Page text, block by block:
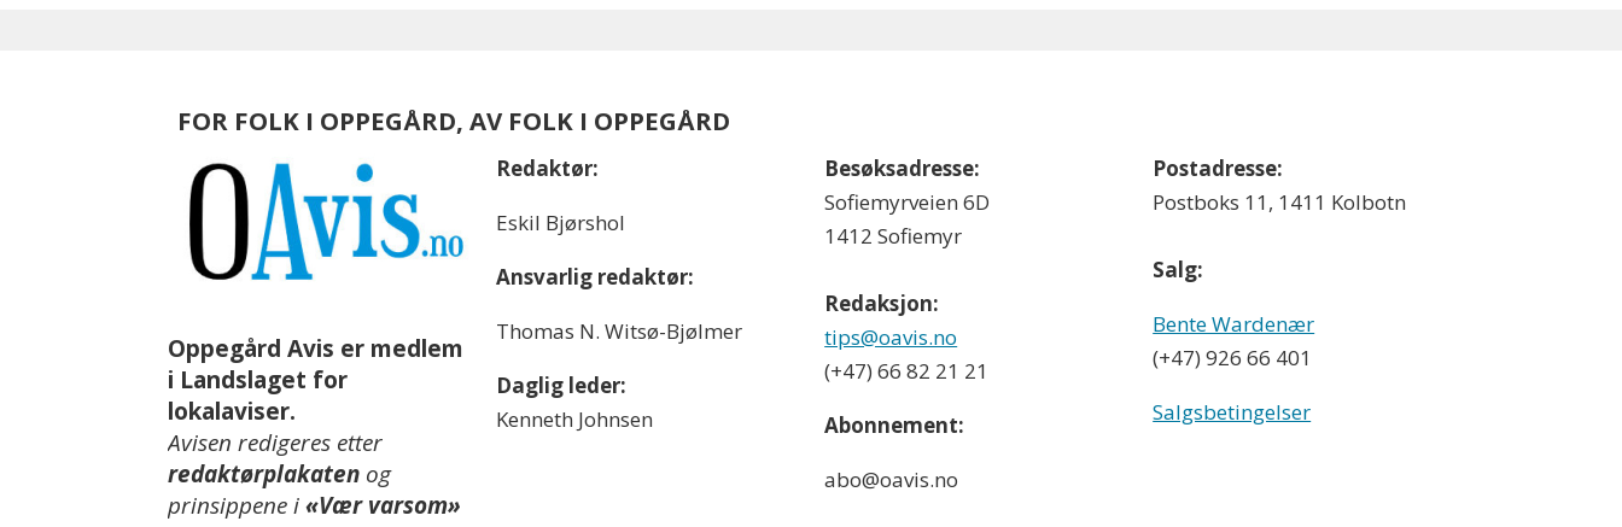
FOR FOLK I OPPEGÅRD, AV FOLK I OPPEGÅRD
Oppegård Avis er medlem
i Landslaget for
lokalaviser.
Avisen redigeres etter
redaktørplakaten og
prinsippene i«Vær varsom»
Redaktør:
Eskil Bjørshol
Ansvarlig redaktør:
Thomas N. Witsø-Bjølmer
Daglig leder:
Kenneth Johnsen
Besøksadresse:
Sofiemyrveien 6D
1412 Sofiemyr
Redaksjon:
tips@oavis.no
(+47) 66 82 21 21
Abonnement:
abo@oavis.no
Postadresse:
Postboks 11, 1411 Kolbotn
Salg:
Bente Wardenær
(+47) 926 66 401
Salgsbetingelser